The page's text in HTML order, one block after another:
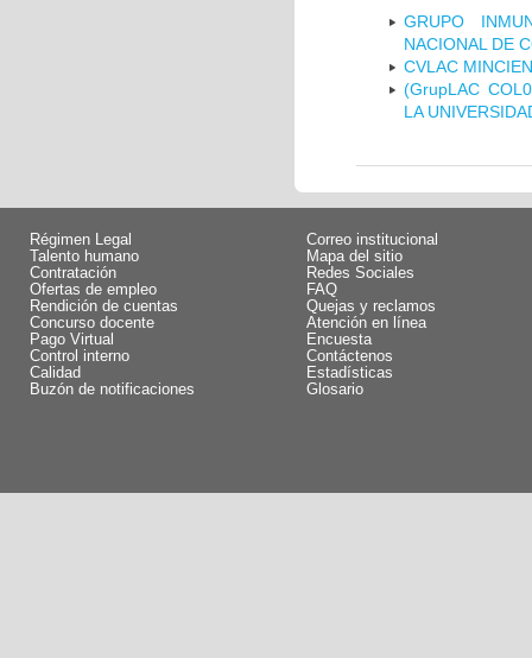
GRUPO
NACIONAL DE
CVLAC
(GrupLAC
LA
Régimen Legal
Talento humano
Contratación
Ofertas de empleo
Rendición de cuentas
Concurso docente
Pago Virtual
Control interno
Calidad
Buzón de notificaciones
Correo institucional
Mapa del sitio
Redes Sociales
FAQ
Quejas y reclamos
Atención en línea
Encuesta
Contáctenos
Estadísticas
Glosario